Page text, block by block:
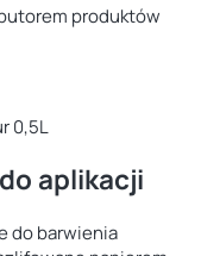
produktów
0,5L
aplikacji
do barwienia